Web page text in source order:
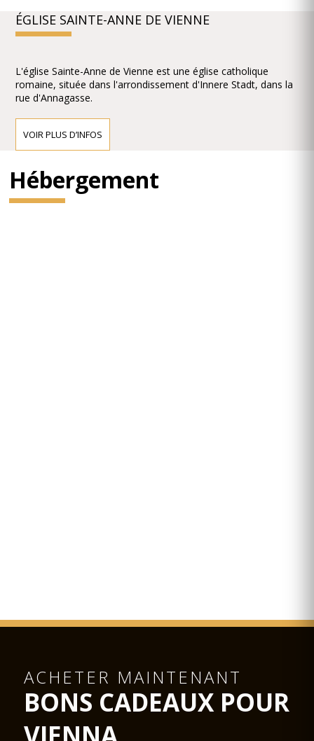
ÉGLISE SAINTE-ANNE DE VIENNE
L'église Sainte-Anne de Vienne est une église catholique
romaine, située dans l'arrondissement d'Innere Stadt, dans la
rue d'Annagasse.
VOIR PLUS D’INFOS
Hébergement
ACHETER MAINTENANT
BONS CADEAUX POUR